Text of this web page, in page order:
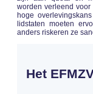
worden verleend
hoge
lidstaten moeten
anders riskeren ze
Het